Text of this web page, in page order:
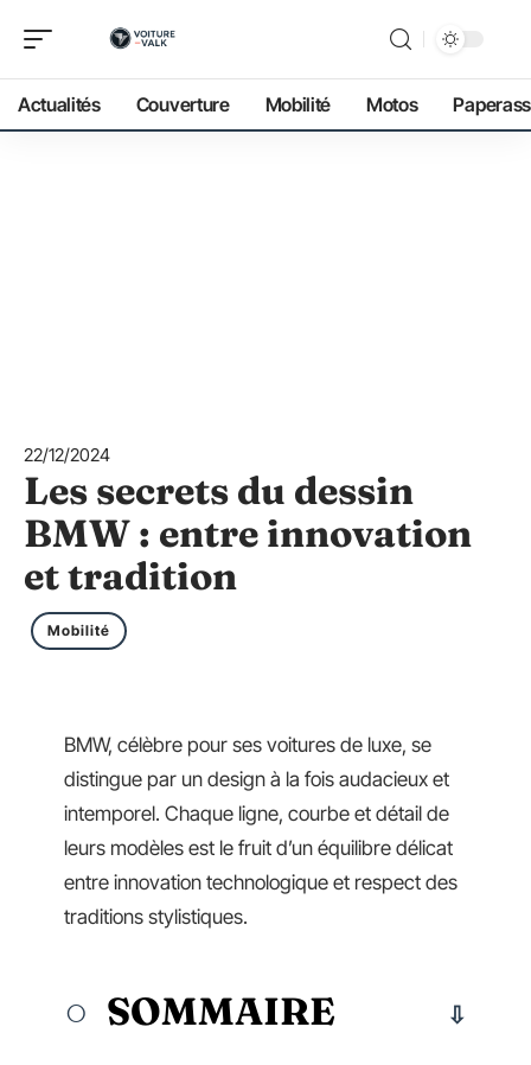
Actualités Couverture Mobilité Motos
22/12/2024
Les secrets du dessin
BMW : entre innovation
et tradition
Mobilité
BMW, célèbre pour ses voitures de luxe, se
distingue par un design à la fois audacieux et
intemporel. Chaque ligne, courbe et détail de
leurs modèles est le fruit d’un équilibre délicat
entre innovation technologique et respect des
traditions stylistiques.
SOMMAIRE